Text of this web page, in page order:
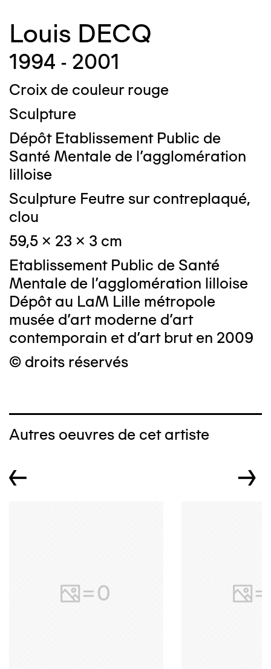
Louis DECQ
1994 - 2001
Croix de couleur rouge
Sculpture
Dépôt Etablissement Public de
Santé Mentale de l'agglomération
lilloise
Sculpture Feutre sur contreplaqué,
clou
59,5 x 23 x 3 cm
Etablissement Public de Santé
Mentale de l'agglomération lilloise
Dépôt au LaM Lille métropole
musée d’art moderne d’art
contemporain et d’art brut en 2009
© droits réservés
Autres oeuvres de cet artiste
← →